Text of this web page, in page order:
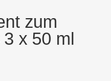
zum
x 50 ml